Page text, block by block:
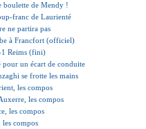
boulette de Mendy !
franc de Laurienté
ne partira pas
à Francfort (officiel)
1 Reims (fini)
pour un écart de conduite
se frotte les mains
les compos
les compos
les compos
les compos